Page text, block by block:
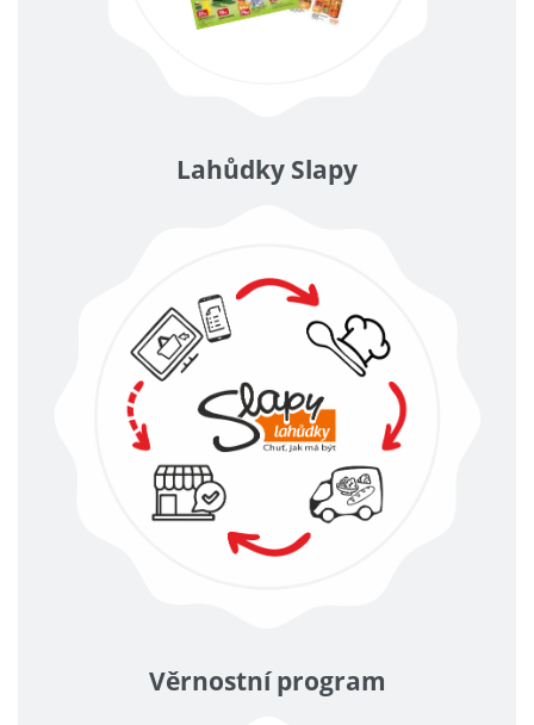
Lahůdky Slapy
Věrnostní program